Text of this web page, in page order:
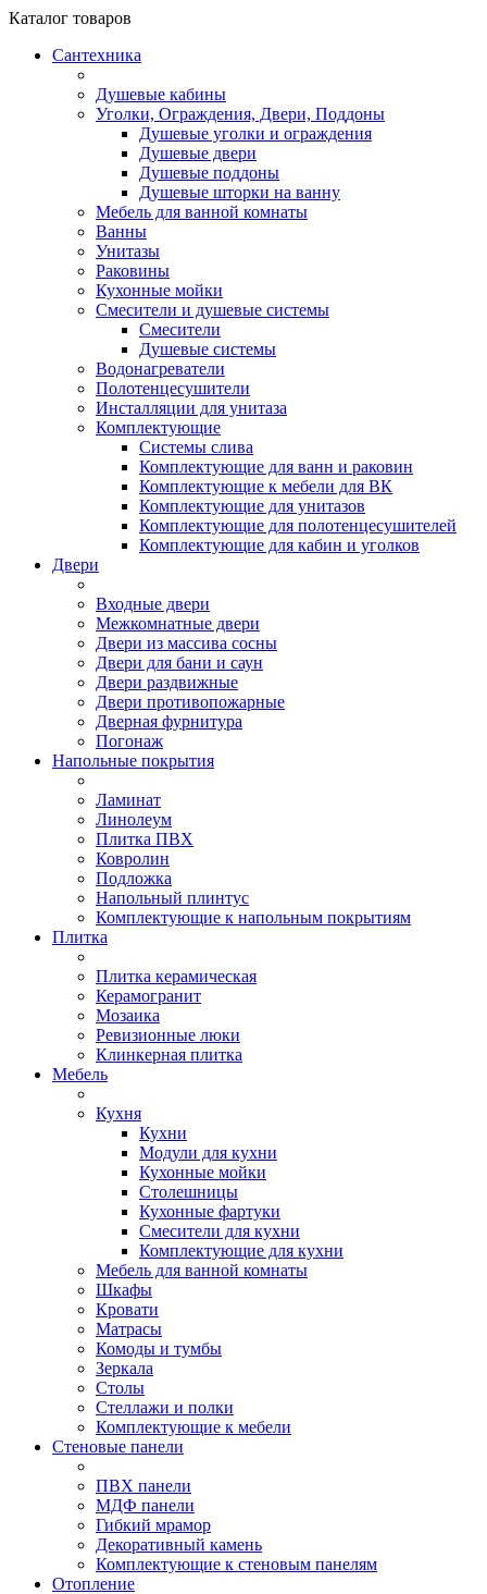
Каталог товаров
Сантехника
Душевые кабины
Уголки, Ограждения, Двери, Поддоны
Душевые уголки и ограждения
Душевые двери
Душевые поддоны
Душевые шторки на ванну
Мебель для ванной комнаты
Ванны
Унитазы
Раковины
Кухонные мойки
Смесители и душевые системы
Смесители
Душевые системы
Водонагреватели
Полотенцесушители
Инсталляции для унитаза
Комплектующие
Системы слива
Комплектующие для ванн и раковин
Комплектующие к мебели для ВК
Комплектующие для унитазов
Комплектующие для полотенцесушителей
Комплектующие для кабин и уголков
Двери
Входные двери
Межкомнатные двери
Двери из массива сосны
Двери для бани и саун
Двери раздвижные
Двери противопожарные
Дверная фурнитура
Погонаж
Напольные покрытия
Ламинат
Линолеум
Плитка ПВХ
Ковролин
Подложка
Напольный плинтус
Комплектующие к напольным покрытиям
Плитка
Плитка керамическая
Керамогранит
Мозаика
Ревизионные люки
Клинкерная плитка
Мебель
Кухня
Кухни
Модули для кухни
Кухонные мойки
Столешницы
Кухонные фартуки
Смесители для кухни
Комплектующие для кухни
Мебель для ванной комнаты
Шкафы
Кровати
Матрасы
Комоды и тумбы
Зеркала
Столы
Стеллажи и полки
Комплектующие к мебели
Стеновые панели
ПВХ панели
МДФ панели
Гибкий мрамор
Декоративный камень
Комплектующие к стеновым панелям
Отопление